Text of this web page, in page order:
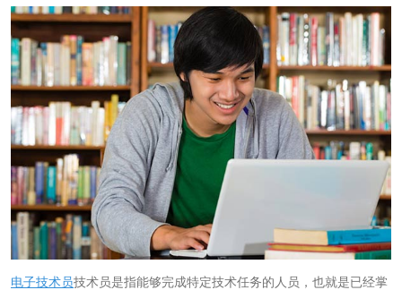
电子技术员技术员是指能够完成特定技术任务的人员，也就是已经掌